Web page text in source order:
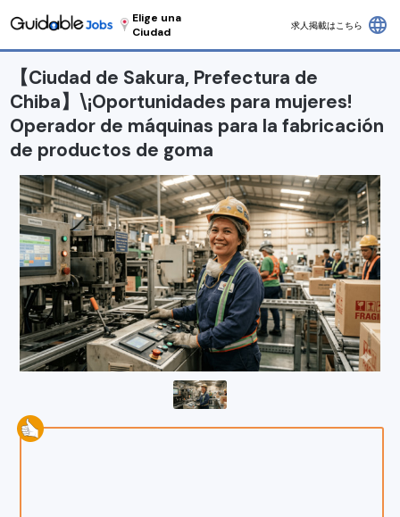
Elige una
Ciudad
求人掲載はこちら language
【Ciudad de Sakura, Prefectura de
Chiba】\¡Oportunidades para mujeres!
Operador de máquinas para la fabricación
de productos de goma